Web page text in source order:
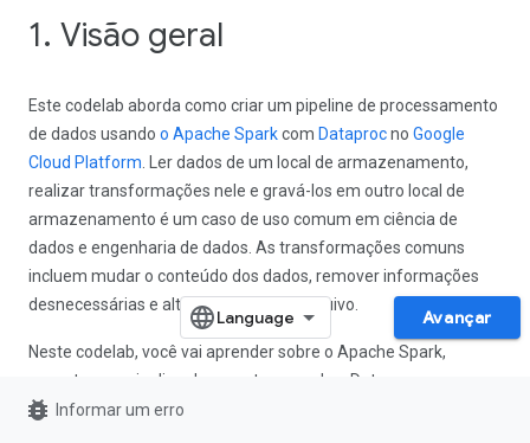
1. Visão geral
Este codelab aborda como criar um pipeline de processamento
de dados usando o Apache Sparkcom Dataprocno Google
Cloud Platform . Ler dados de um local de armazenamento,
realizar transformações nele e gravá-los em outro local de
armazenamento é um caso de uso comum em ciência de
dados e engenharia de dados. As transformações comuns
incluem mudar o conteúdo dos dados, remover informações
desnecessárias e alterar os tipos de arquivo.
Neste codelab, você vai aprender sobre o Apache Spark,
executar um pipeline de amostra usando o Dataproc com o
PySpark (API Python do Apache Spark),
Avançar
bug_report Informar um erro